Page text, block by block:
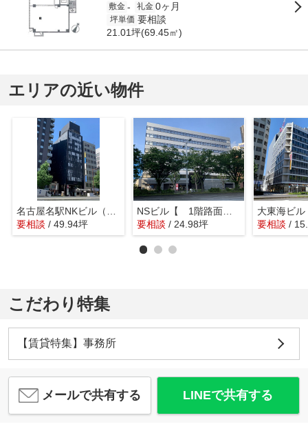
敷金 - 礼金 0ヶ月
坪単価 要相談
21.01坪(69.45㎡)
エリアの近い物件
要相談 / 49.94坪
NSビル【 1階路面店 】
要相談 / 24.98坪 要相談 /
こだわり特集
【賃貸特集】事務所
メールで共有する LINEで共有する